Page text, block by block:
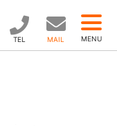
TEL MAIL MENU